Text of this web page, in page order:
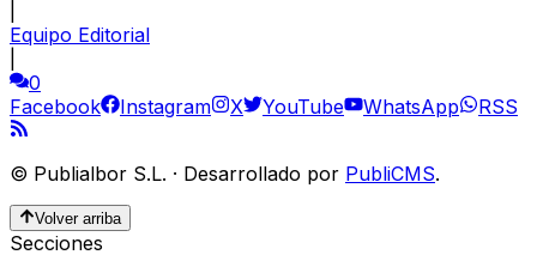
Equipo Editorial
0
Facebook
Instagram X YouTube WhatsApp RSS
© Publialbor S.L. · Desarrollado por PubliCMS.
Volver arriba
Secciones